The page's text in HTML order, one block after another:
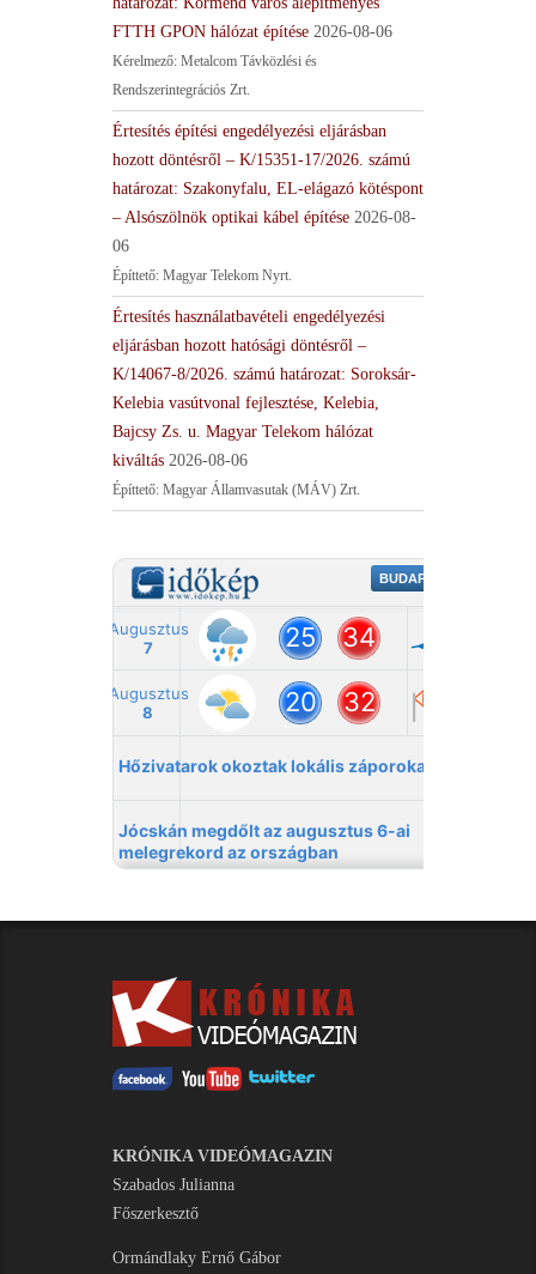
FTTH GPON hálózat építése 2026-08-06
Kérelmező: Metalcom Távközlési és
Rendszerintegrációs Zrt.
Értesítés építési engedélyezési eljárásban
hozott döntésről – K/15351-17/2026. számú
határozat: Szakonyfalu, EL-elágazó kötéspont
– Alsószölnök optikai kábel építése 2026-08-
06
Építtető: Magyar Telekom Nyrt.
Értesítés használatbavételi engedélyezési
eljárásban hozott hatósági döntésről –
K/14067-8/2026. számú határozat: Soroksár-
Kelebia vasútvonal fejlesztése, Kelebia,
Bajcsy Zs. u. Magyar Telekom hálózat
kiváltás 2026-08-06
Építtető: Magyar Államvasutak (MÁV) Zrt.
KRÓNIKA VIDEÓMAGAZIN
Szabados Julianna
Főszerkesztő
Ormándlaky Ernő Gábor